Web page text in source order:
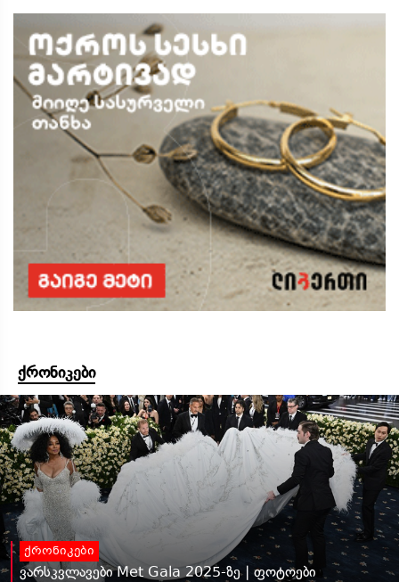
ქრონიკები
ქრონიკები
ვარსკვლავები Met Gala 2025-ზე | ფოტოები